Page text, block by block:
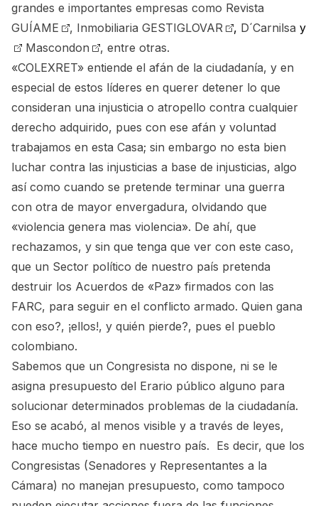
grandes e importantes empresas como Revista
GUÍAME
, Inmobiliaria GESTIGLOVAR , D´Carnilsa y
Mascondon
, entre otras.
«COLEXRET» entiende el afán de la ciudadanía, y en
especial de estos líderes en querer detener lo que
consideran una injusticia o atropello contra cualquier
derecho adquirido, pues con ese afán y voluntad
trabajamos en esta Casa; sin embargo no esta bien
luchar contra las injusticias a base de injusticias, algo
así como cuando se pretende terminar una guerra
con otra de mayor envergadura, olvidando que
«violencia genera mas violencia». De ahí, que
rechazamos, y sin que tenga que ver con este caso,
que un Sector político de nuestro país pretenda
destruir los Acuerdos de «Paz» firmados con las
FARC, para seguir en el conflicto armado. Quien gana
con eso?, ¡ellos!, y quién pierde?, pues el pueblo
colombiano.
Sabemos que un Congresista no dispone, ni se le
asigna presupuesto del Erario público alguno para
solucionar determinados problemas de la ciudadanía.
Eso se acabó, al menos visible y a través de leyes,
hace mucho tiempo en nuestro país. Es decir, que los
Congresistas (Senadores y Representantes a la
Cámara) no manejan presupuesto, como tampoco